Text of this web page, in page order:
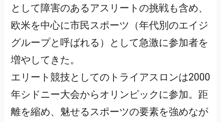
として障害のあるアスリートの挑戦も含め、
欧米を中心に市民スポーツ（年代別のエイジ
グループと呼ばれる）として急激に参加者を
増やしてきた。
エリート競技としてのトライアスロンは2000
年シドニー大会からオリンピックに参加。距
離を縮め、魅せるスポーツの要素を強めなが